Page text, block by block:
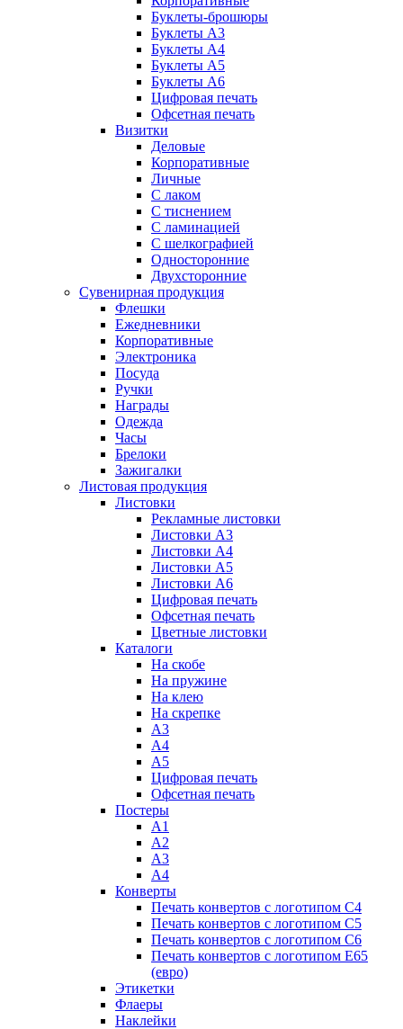
Буклеты-брошюры
Буклеты А3
Буклеты А4
Буклеты А5
Буклеты А6
Цифровая печать
Офсетная печать
Визитки
Деловые
Корпоративные
Личные
С лаком
C тиснением
С ламинацией
С шелкографией
Односторонние
Двухсторонние
Сувенирная продукция
Флешки
Ежедневники
Корпоративные
Электроника
Посуда
Ручки
Награды
Одежда
Часы
Брелоки
Зажигалки
Листовая продукция
Листовки
Рекламные листовки
Листовки А3
Листовки А4
Листовки А5
Листовки А6
Цифровая печать
Офсетная печать
Цветные листовки
Каталоги
На скобе
На пружине
На клею
На скрепке
А3
А4
А5
Цифровая печать
Офсетная печать
Постеры
А1
А2
А3
А4
Конверты
Печать конвертов с логотипом С4
Печать конвертов с логотипом C5
Печать конвертов с логотипом С6
Печать конвертов с логотипом E65
(евро)
Этикетки
Флаеры
Наклейки